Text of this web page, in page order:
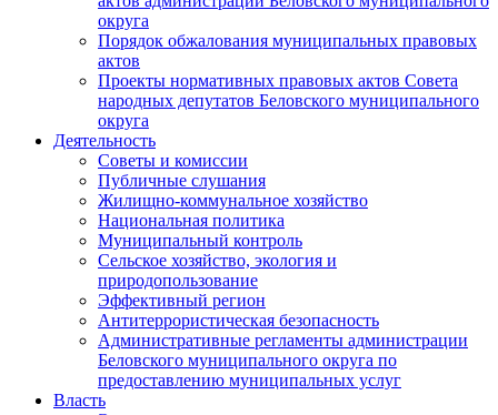
округа
Порядок обжалования муниципальных правовых
актов
Проекты нормативных правовых актов Совета
народных депутатов Беловского муниципального
округа
Деятельность
Советы и комиссии
Публичные слушания
Жилищно-коммунальное хозяйство
Национальная политика
Муниципальный контроль
Сельское хозяйство, экология и
природопользование
Эффективный регион
Антитеррористическая безопасность
Административные регламенты администрации
Беловского муниципального округа по
предоставлению муниципальных услуг
Власть